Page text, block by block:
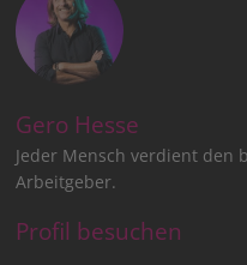
Gero Hesse
Jeder Mensch verdient den
Arbeitgeber.
Profil besuchen